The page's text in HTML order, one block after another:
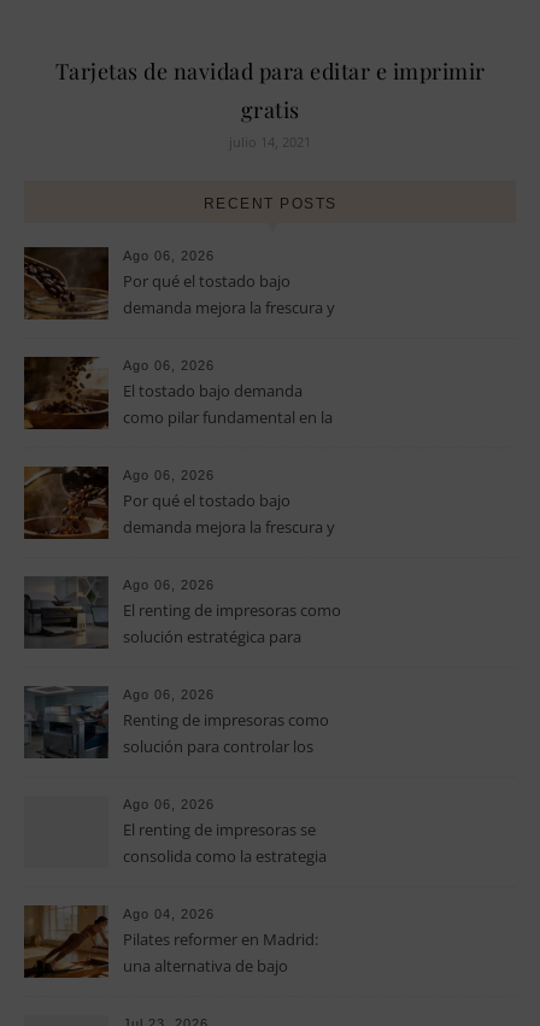
Tarjetas de navidad para editar e imprimir
gratis
julio 14, 2021
RECENT POSTS
Ago 06, 2026
Por qué el tostado bajo
demanda mejora la frescura y
especialidad
Ago 06, 2026
El tostado bajo demanda
como pilar fundamental en la
Ago 06, 2026
Por qué el tostado bajo
demanda mejora la frescura y
especialidad
Ago 06, 2026
El renting de impresoras como
solución estratégica para
pymes
Ago 06, 2026
Renting de impresoras como
solución para controlar los
pymes
Ago 06, 2026
El renting de impresoras se
consolida como la estrategia
operativos en las pequeñas y
medianas empresas
Ago 04, 2026
Pilates reformer en Madrid:
una alternativa de bajo
fuerza y movilidad
Jul 23, 2026